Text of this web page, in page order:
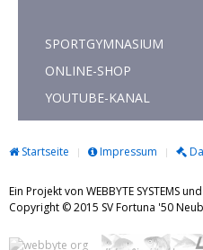
SPORTGYMNASIUM
ONLINE-SHOP
YOUTUBE-KANAL
Startseite Impressum
Ein Projekt von WEBBYTE SYSTEMS
Copyright © 2015 SV Fortuna '50